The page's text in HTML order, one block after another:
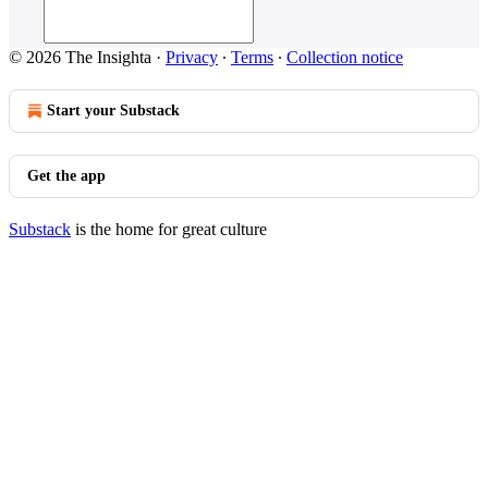
© 2026 The Insighta · Privacy ∙ Terms ∙ Collection notice
Start your Substack
Get the app
Substack is the home for great culture